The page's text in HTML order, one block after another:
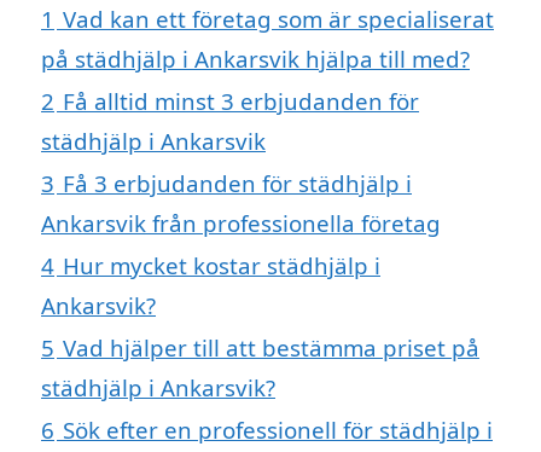
1 Vad kan ett företag som är specialiserat
på städhjälp i Ankarsvik hjälpa till med?
2 Få alltid minst 3 erbjudanden för
städhjälp i Ankarsvik
3 Få 3 erbjudanden för städhjälp i
Ankarsvik från professionella företag
4 Hur mycket kostar städhjälp i
Ankarsvik?
5 Vad hjälper till att bestämma priset på
städhjälp i Ankarsvik?
6 Sök efter en professionell för städhjälp i